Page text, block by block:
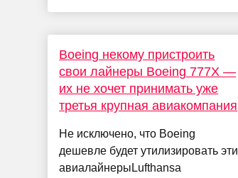
Boeing некому пристроить
свои лайнеры Boeing 777X —
их не хочет принимать уже
третья крупная авиакомпания
Не исключено, что Boeing
дешевле будет утилизировать эти
авиалайнерыLufthansa